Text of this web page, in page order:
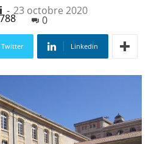
- 23 octobre 2020
788 0
Twitter Linkedin